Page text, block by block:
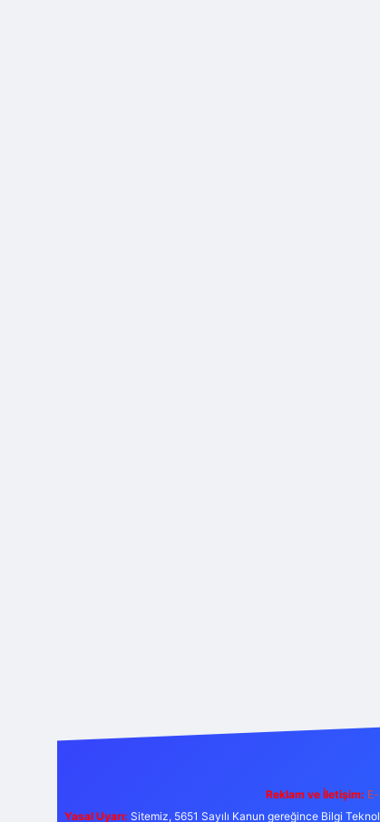
Reklam ve İletişim:
Yasal Uyarı: Sitemiz, 5651 Sayılı Kanun gereğince Bilgi